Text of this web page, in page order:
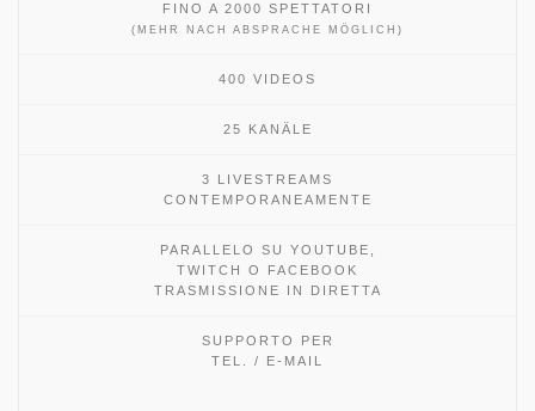
FINO A 2000 SPETTATORI
(MEHR NACH ABSPRACHE MÖGLICH)
400 VIDEOS
25 KANÄLE
3 LIVESTREAMS
CONTEMPORANEAMENTE
PARALLELO SU YOUTUBE,
TWITCH O FACEBOOK
TRASMISSIONE IN DIRETTA
SUPPORTO PER
TEL. / E-MAIL